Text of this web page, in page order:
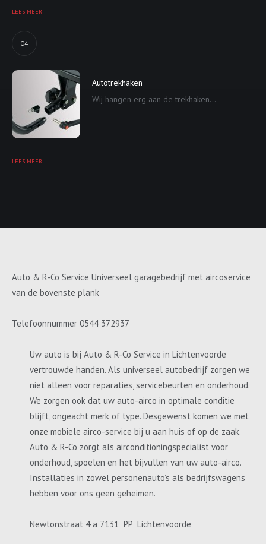
LEES MEER
04
Autotrekhaken
Wij hangen erg aan de trekhaken...
LEES MEER
Auto & R-Co Service Universeel garagebedrijf met aircoservice
van de bovenste plank
Telefoonnummer 0544 372937
Uw auto is bij Auto & R-Co Service in Lichtenvoorde
vertrouwde handen. Als universeel autobedrijf zorgen we
niet alleen voor reparaties, servicebeurten en onderhoud.
We zorgen ook dat uw auto-airco in optimale conditie
blijft, ongeacht merk of type. Desgewenst komen we met
onze mobiele airco-service bij u aan huis of op de zaak.
Auto & R-Co zorgt als airconditioningspecialist voor
onderhoud, spoelen en het bijvullen van uw auto-airco.
Installaties in zowel personenauto’s als bedrijfswagens
hebben voor ons geen geheimen.
Newtonstraat 4 a 7131 PP Lichtenvoorde